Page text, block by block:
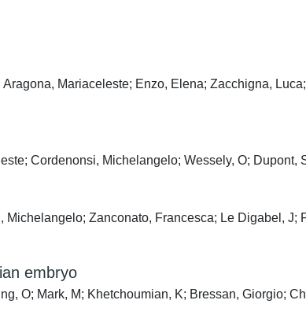
Mariaceleste; Enzo, Elena; Zacchigna,
Cordenonsi, Michelangelo; Wessely, O; Dupont,
Zanconato, Francesca; Le Digabel, J;
embryo
O; Mark, M; Khetchoumian, K; Bressan, Giorgio;